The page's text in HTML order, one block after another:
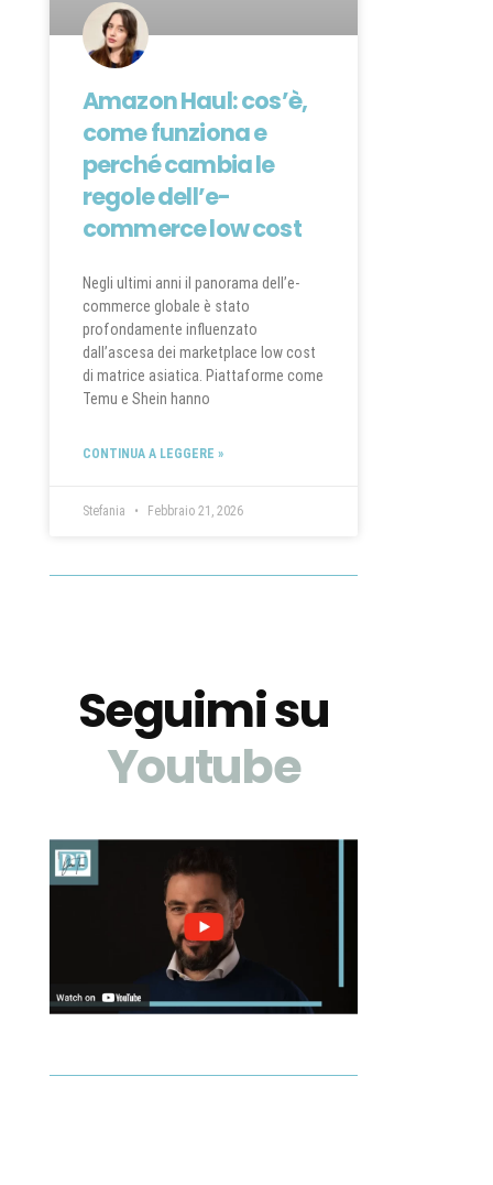
Amazon Haul: cos’è,
come funziona e
perché cambia le
regole dell’e-
commerce low cost
Negli ultimi anni il panorama dell’e-
commerce globale è stato
profondamente influenzato
dall’ascesa dei marketplace low cost
di matrice asiatica. Piattaforme come
Temu e Shein hanno
CONTINUA A LEGGERE »
Stefania Febbraio 21, 2026
Seguimi su
Youtube